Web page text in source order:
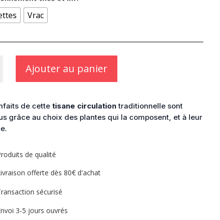
5,40 €
Vrac
Ajouter au panier
de cette tisane circulationtraditionnelle sont
grâce au choix des plantes qui la composent, et à leur
de qualité
offerte dès 80€ d'achat
sécurisé
3-5 jours ouvrés